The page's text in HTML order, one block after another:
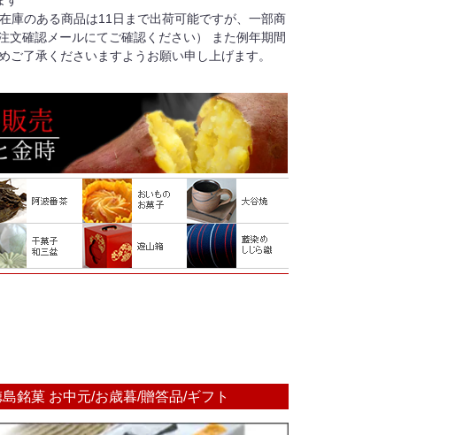
庫のある商品は11日まで出荷可能ですが、一部商
確認メールにてご確認ください） また例年期間
了承くださいますようお願い申し上げます。
銘菓 お中元/お歳暮/贈答品/ギフト